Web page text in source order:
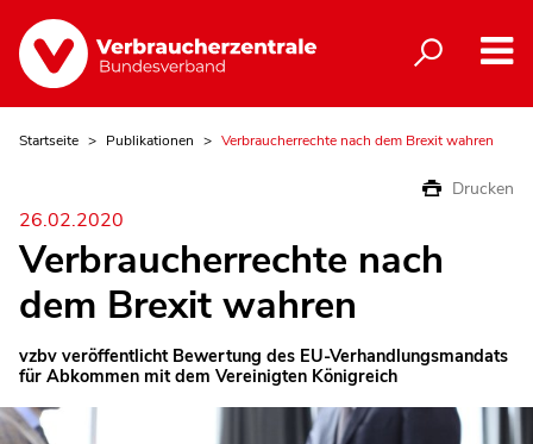
Startseite Publikationen Verbraucherrechte nach dem Brexit wahren
Drucken
26.02.2020
Verbraucherrechte nach
dem Brexit wahren
vzbv veröffentlicht Bewertung des EU-Verhandlungsmandats
für Abkommen mit dem Vereinigten Königreich